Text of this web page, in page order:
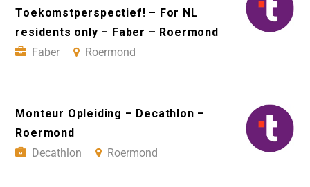
Toekomstperspectief! – For NL
residents only – Faber – Roermond
Faber
Roermond
Monteur Opleiding – Decathlon –
Roermond
Decathlon
Roermond